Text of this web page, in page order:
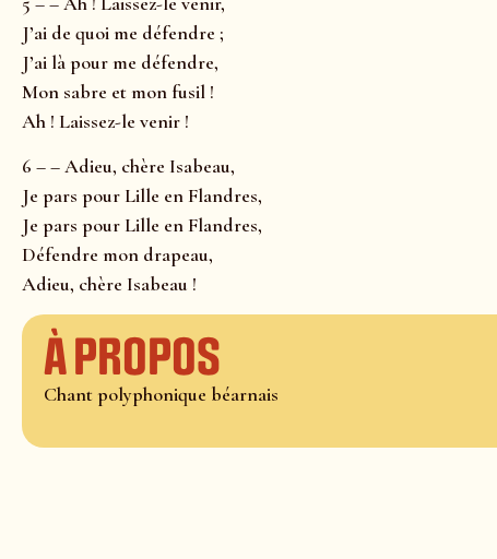
J’ai de quoi me défendre ;
J’ai là pour me défendre,
Mon sabre et mon fusil !
Ah ! Laissez-le venir !
6 – – Adieu, chère Isabeau,
Je pars pour Lille en Flandres,
Je pars pour Lille en Flandres,
Défendre mon drapeau,
Adieu, chère Isabeau !
À propos
Chant polyphonique béarnais